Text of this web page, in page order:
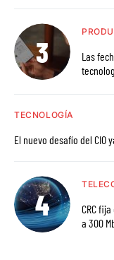
Las
TECNOLOGÍA
El nuevo desafío del CIO
CRC
a 300